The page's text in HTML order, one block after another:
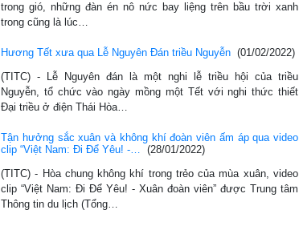
trong gió, những đàn én nô nức bay liệng trên bầu trời xanh
trong cũng là lúc…
Hương Tết xưa qua Lễ Nguyên Đán triều Nguyễn (01/02/2022)
(TITC) - Lễ Nguyên đán là một nghi lễ triều hội của triều
Nguyễn, tổ chức vào ngày mồng một Tết với nghi thức thiết
Đại triều ở điện Thái Hòa…
Tận hưởng sắc xuân và không khí đoàn viên ấm áp qua video
clip “Việt Nam: Đi Để Yêu! -… (28/01/2022)
(TITC) - Hòa chung không khí trong trẻo của mùa xuân, video
clip “Việt Nam: Đi Để Yêu! - Xuân đoàn viên” được Trung tâm
Thông tin du lịch (Tổng…